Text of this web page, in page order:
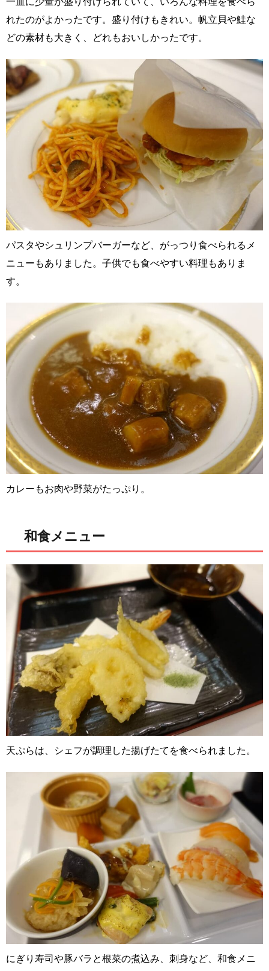
れたのがよかったです。盛り付けもきれい。帆立貝や鮭な
どの素材も大きく、どれもおいしかったです。
パスタやシュリンプバーガーなど、がっつり食べられるメ
ニューもありました。子供でも食べやすい料理もありま
す。
カレーもお肉や野菜がたっぷり。
和食メニュー
天ぷらは、シェフが調理した揚げたてを食べられました。
にぎり寿司や豚バラと根菜の煮込み、刺身など、和食メニ